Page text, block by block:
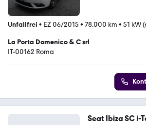
Unfallfrei • EZ 06/2015 • 78.000 km • 51 kW
La Porta Domenico & C srl
IT-00162 Roma
Seat Ibiza SC i-